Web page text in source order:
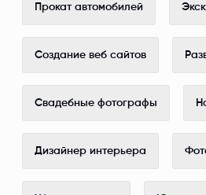
Прокат автомобилей
Создание веб сайтов
Свадебные фотографы
Дизайнер интерьера